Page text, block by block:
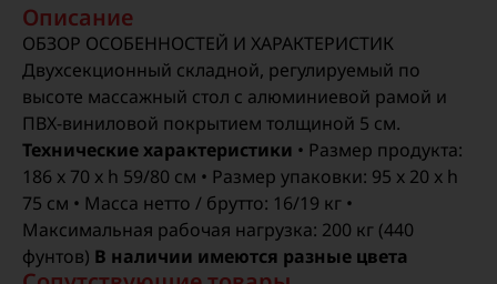
Описание
ОБЗОР ОСОБЕННОСТЕЙ И ХАРАКТЕРИСТИК
Двухсекционный складной, регулируемый по
высоте массажный стол с алюминиевой рамой и
ПВХ-виниловой покрытием толщиной 5 см.
Технические характеристики • Размер продукта:
186 x 70 x h 59/80 см • Размер упаковки: 95 x 20 x h
75 см • Масса нетто / брутто: 16/19 кг •
Максимальная рабочая нагрузка: 200 кг (440
фунтов) В наличии имеются разные цвета